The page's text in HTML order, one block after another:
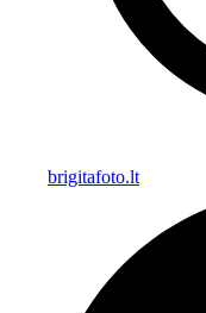
brigitafoto.lt